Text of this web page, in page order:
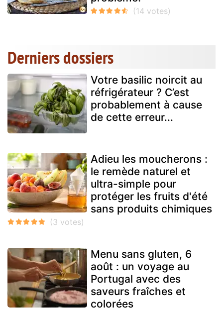
Derniers dossiers
Votre basilic noircit au
réfrigérateur ? C’est
probablement à cause
de cette erreur...
Adieu les moucherons :
le remède naturel et
ultra-simple pour
protéger les fruits d'été
sans produits chimiques
Menu sans gluten, 6
août : un voyage au
Portugal avec des
saveurs fraîches et
colorées